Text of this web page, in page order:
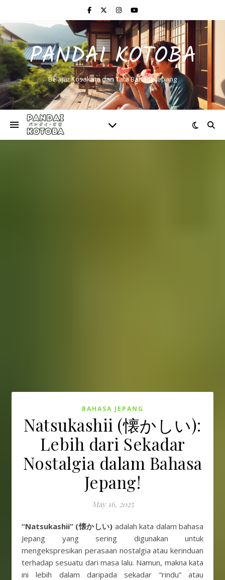
PANDAI KOTOBA
Belajar Kosakata dan Tata Bahasa Jepang
BAHASA JEPANG
Natsukashii (懐かしい):
Lebih dari Sekadar
Nostalgia dalam Bahasa
Jepang!
May 16, 2025
“Natsukashii” (懐かしい) adalah kata dalam bahasa
Jepang yang sering digunakan untuk
mengekspresikan perasaan nostalgia atau kerinduan
terhadap sesuatu dari masa lalu. Namun, makna kata
ini lebih dalam daripada sekadar “rindu” atau